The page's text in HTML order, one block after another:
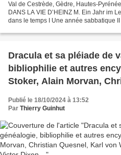
Val de Cestrède, Gèdre, Hautes-
DANS LA VIE D’HEINZ M. Ein Jahr im
dans le temps I Une année sabbatique
Dracula et sa pléiade de vampires
bibliophilie et autres
Stoker, Alain Morvan,
von Wachsmann,
Dixen…
Publié le 18/10/2024 à 13:52
Par Thierry Guinhut